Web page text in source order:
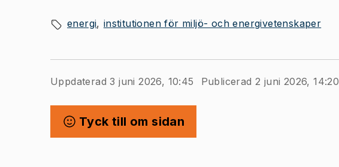
energi institutionen för miljö- och energivetenskaper
Uppdaterad 3 juni 2026, 10:45 Publicerad 2 juni 2026, 14:20
Tyck till om sidan